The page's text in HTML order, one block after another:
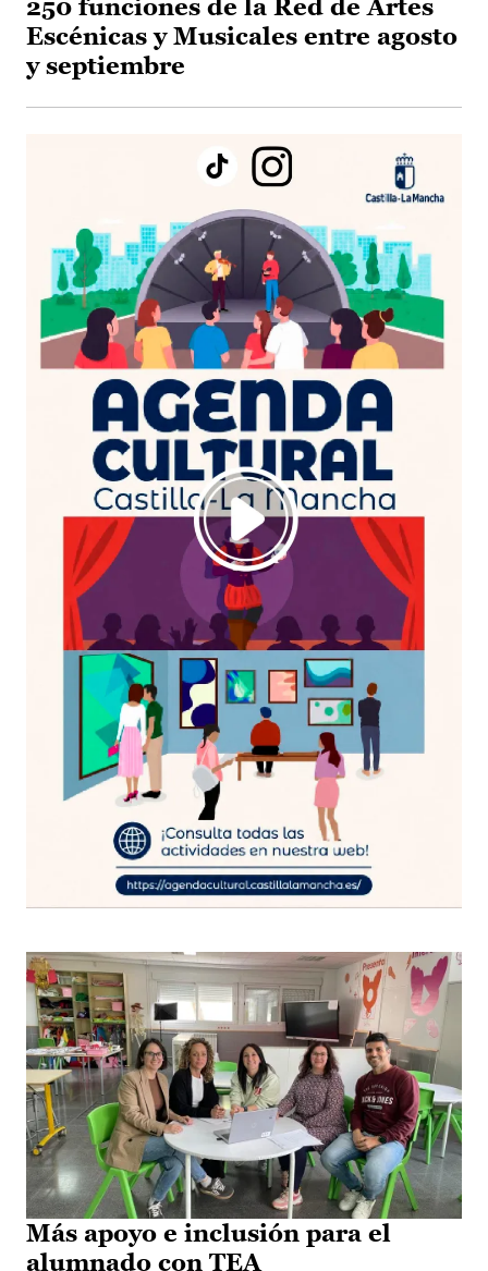
250 funciones de la Red de Artes
Escénicas y Musicales entre agosto
y septiembre
Más apoyo e inclusión para el
alumnado con TEA